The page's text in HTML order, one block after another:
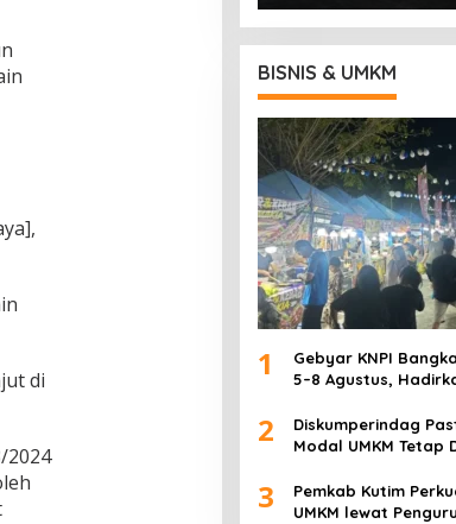
di
2024
BISNIS & UMKM
1
Gebyar KNPI
5–8 Agustus,
2
Diskumperindag
Modal UMKM Tetap
3
Pemkab Kutim
UMKM lewat